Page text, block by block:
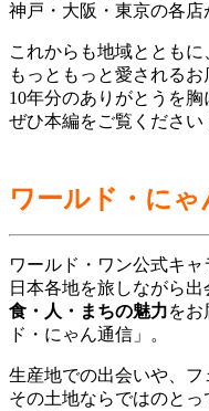
神戸・大阪・東京の各店
これからも地域とともに
もっともっと愛されるお
10年分のありがとうを胸
ぜひ本編をご覧ください
ワールド・にゃ
ワールド・ワン公式キャ
日本各地を旅しながら出
食・人・まちの魅力をお
ド・にゃん通信」。
生産地での出会いや、フ
その土地ならではのと